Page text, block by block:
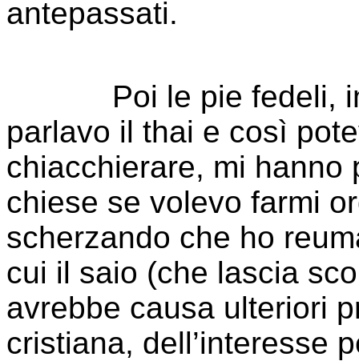
antepassati.
Poi le pie fedeli,
parlavo il thai e così
chiacchierare, mi hanno
chiese se volevo farmi
scherzando che ho
cui il saio (che lascia
avrebbe causa ulteriori
cristiana, dell’interesse